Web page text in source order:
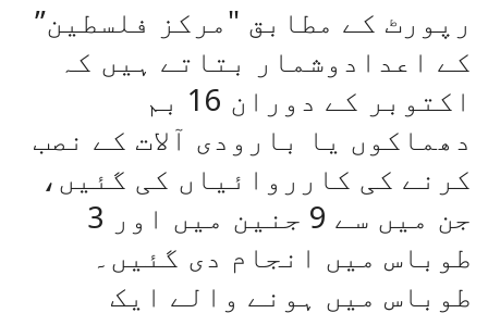
رپورٹ کے مطابق "مرکز فلسطین”
کے اعدادوشمار بتاتے ہیں کہ
اکتوبر کے دوران 16 بم
دھماکوں یا بارودی آلات کے نصب
کرنے کی کارروائیاں کی گئیں،
جن میں سے 9 جنین میں اور 3
طوباس میں انجام دی گئیں۔
طوباس میں ہونے والے ایک